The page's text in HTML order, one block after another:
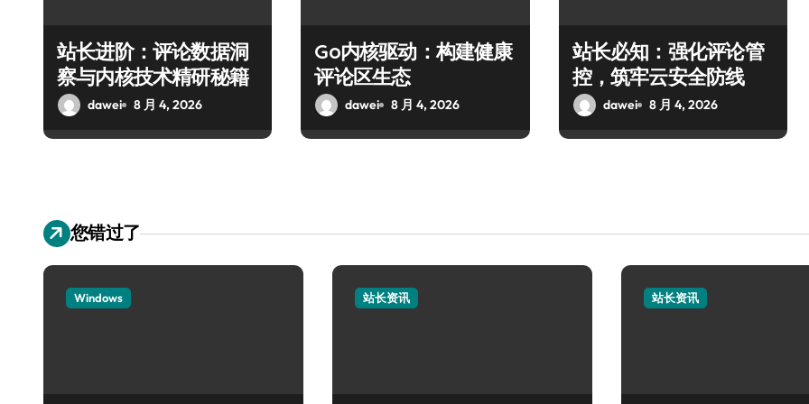
站长进阶：评论数据洞
察与内核技术精研秘籍
dawei 8 月 4, 2026
Go内核驱动：构建健康
评论区生态
dawei 8 月 4, 2026
站长必知：强化评论管
控，筑牢云安全防线
dawei 8 月 4, 2026
您错过了
Windows 站长资讯 站长资讯